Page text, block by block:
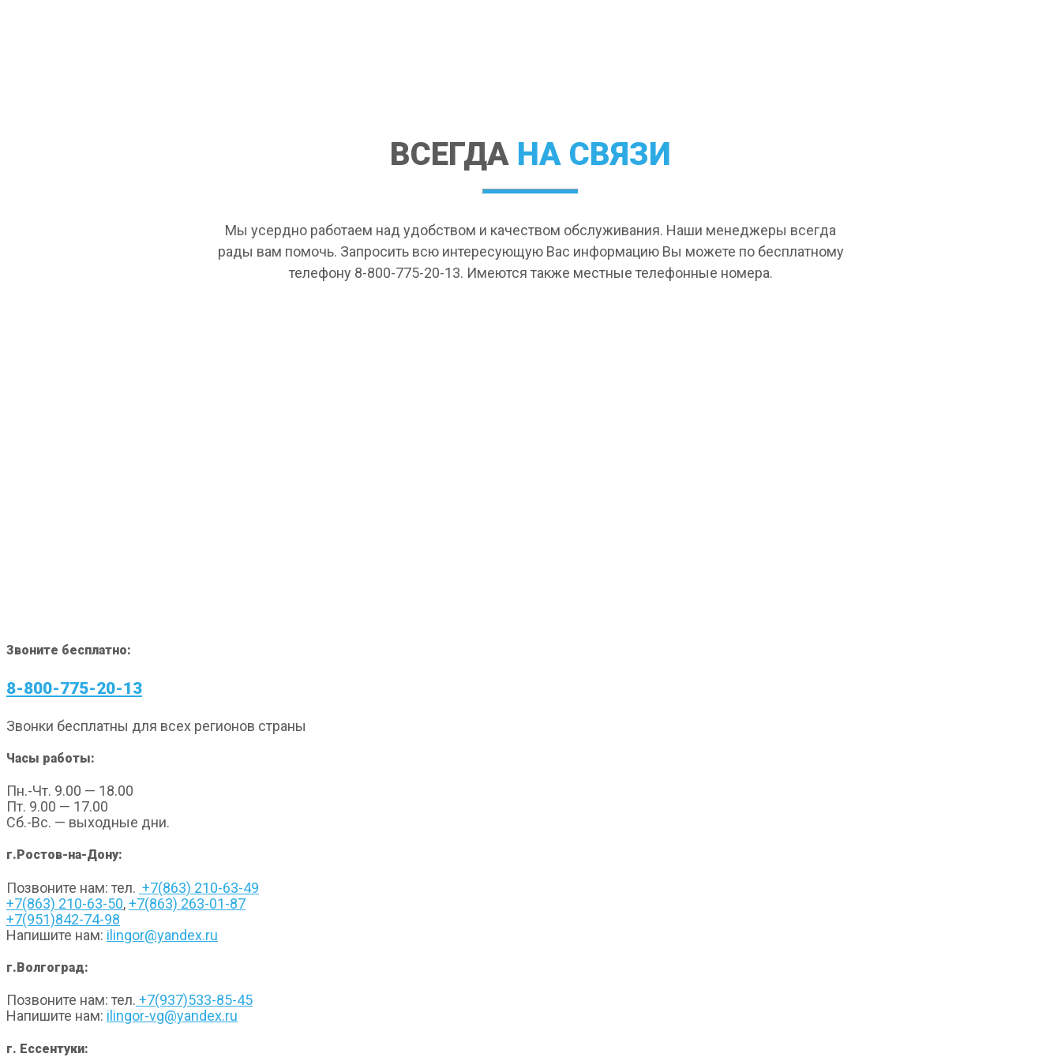
ВСЕГДА НА СВЯЗИ
Мы усердно работаем над удобством и качеством обслуживания. Наши менеджеры всегда
рады вам помочь. Запросить всю интересующую Вас информацию Вы можете по бесплатному
телефону 8-800-775-20-13. Имеются также местные телефонные номера.
Звоните бесплатно:
8-800-775-20-13
Звонки бесплатны для всех регионов страны
Часы работы:
Пн.-Чт. 9.00 — 18.00
Пт. 9.00 — 17.00
Сб.-Вс. — выходные дни.
г.Ростов-на-Дону:
Позвоните нам: тел. +7(863) 210-63-49
+7(863) 210-63-50,+7(863) 263-01-87
+7(951)842-74-98
Напишите нам: ilingor@yandex.ru
г.Волгоград:
Позвоните нам: тел. +7(937)533-85-45
Напишите нам: ilingor-vg@yandex.ru
г. Ессентуки: